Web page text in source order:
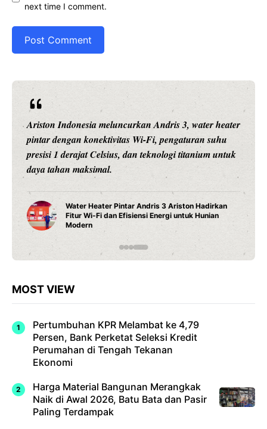
next time I comment.
Ratusan proyek perumahan senilai Rp34,5 triliun
terancam mangkrak akibat perizinan yang berbelit.
REI catat 306 proyek dari 16 DPD tak bisa bergerak.
306 Proyek Properti Rp34,5 Triliun Terancam
Mangkrak, Perizinan Jadi Biang Keladi
MOST VIEW
Pertumbuhan KPR Melambat ke 4,79
Persen, Bank Perketat Seleksi Kredit
Perumahan di Tengah Tekanan
Ekonomi
Harga Material Bangunan Merangkak
Naik di Awal 2026, Batu Bata dan Pasir
Paling Terdampak